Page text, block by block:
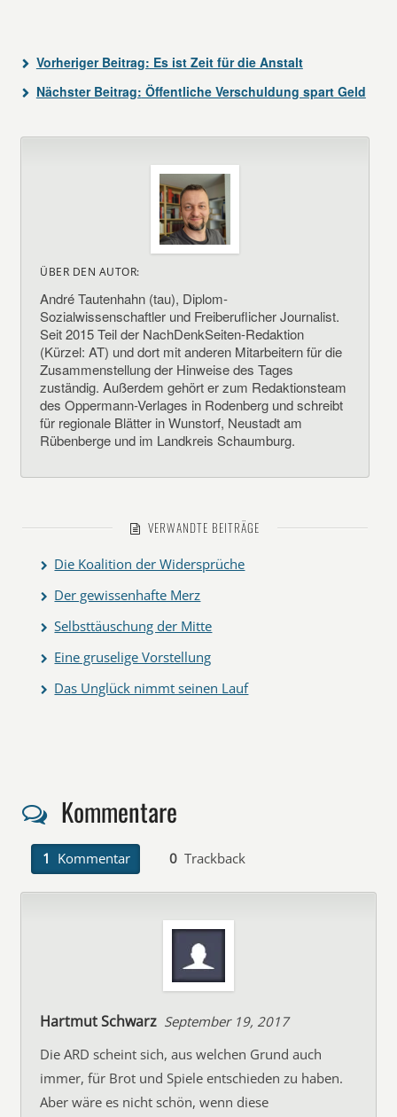
Vorheriger Beitrag: Es ist Zeit für die Anstalt
Nächster Beitrag: Öffentliche Verschuldung spart Geld
ÜBER DEN AUTOR:
André Tautenhahn (tau), Diplom-
Sozialwissenschaftler und Freiberuflicher Journalist.
Seit 2015 Teil der NachDenkSeiten-Redaktion
(Kürzel: AT) und dort mit anderen Mitarbeitern für die
Zusammenstellung der Hinweise des Tages
zuständig. Außerdem gehört er zum Redaktionsteam
des Oppermann-Verlages in Rodenberg und schreibt
für regionale Blätter in Wunstorf, Neustadt am
Rübenberge und im Landkreis Schaumburg.
VERWANDTE BEITRÄGE
Die Koalition der Widersprüche
Der gewissenhafte Merz
Selbsttäuschung der Mitte
Eine gruselige Vorstellung
Das Unglück nimmt seinen Lauf
Kommentare
1 Kommentar 0 Trackback
Hartmut Schwarz September 19, 2017
Die ARD scheint sich, aus welchen Grund auch
immer, für Brot und Spiele entschieden zu haben.
Aber wäre es nicht schön, wenn diese